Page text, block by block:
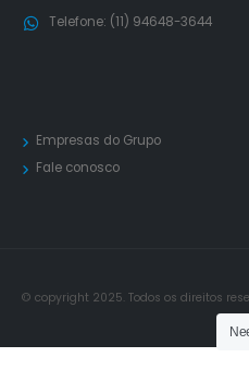
Telefone: (11) 94648-3644
Empresas do Grupo
Fale conosco
© copyright 2025. Todos os direitos